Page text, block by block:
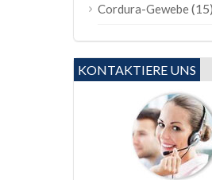
Cordura-Gewebe(15)
KONTAKTIERE UNS